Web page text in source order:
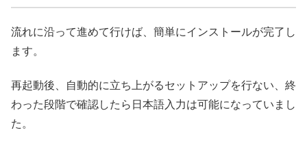
流れに沿って進めて行けば、簡単にインストールが完了し
ます。
再起動後、自動的に立ち上がるセットアップを行ない、終
わった段階で確認したら日本語入力は可能になっていまし
た。